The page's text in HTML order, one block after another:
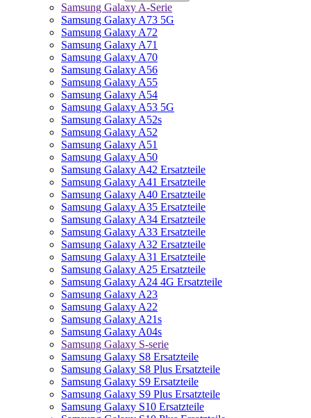
Samsung Galaxy A-Serie
Samsung Galaxy A73 5G
Samsung Galaxy A72
Samsung Galaxy A71
Samsung Galaxy A70
Samsung Galaxy A56
Samsung Galaxy A55
Samsung Galaxy A54
Samsung Galaxy A53 5G
Samsung Galaxy A52s
Samsung Galaxy A52
Samsung Galaxy A51
Samsung Galaxy A50
Samsung Galaxy A42 Ersatzteile
Samsung Galaxy A41 Ersatzteile
Samsung Galaxy A40 Ersatzteile
Samsung Galaxy A35 Ersatzteile
Samsung Galaxy A34 Ersatzteile
Samsung Galaxy A33 Ersatzteile
Samsung Galaxy A32 Ersatzteile
Samsung Galaxy A31 Ersatzteile
Samsung Galaxy A25 Ersatzteile
Samsung Galaxy A24 4G Ersatzteile
Samsung Galaxy A23
Samsung Galaxy A22
Samsung Galaxy A21s
Samsung Galaxy A04s
Samsung Galaxy S-serie
Samsung Galaxy S8 Ersatzteile
Samsung Galaxy S8 Plus Ersatzteile
Samsung Galaxy S9 Ersatzteile
Samsung Galaxy S9 Plus Ersatzteile
Samsung Galaxy S10 Ersatzteile